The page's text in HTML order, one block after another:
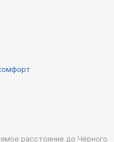
расстояние до Чёрного